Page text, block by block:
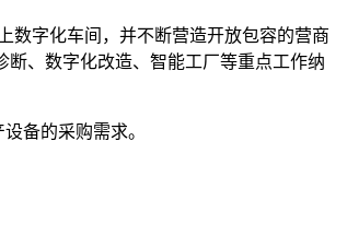
数字化车间，并不断营造开放包容的营商
、数字化改造、智能工厂等重点工作纳
备的采购需求。